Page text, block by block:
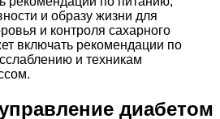
и образу жизни для
и контроля сахарного
включать рекомендации по
и техникам
диабетом